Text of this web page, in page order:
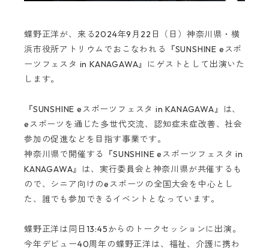
蝶野正洋が、来る2024年9月22日（日）神奈川県・横
浜市役所アトリウムでおこなわれる『SUNSHINE eスポ
ーツフェスタ in KANAGAWA』にゲストとして出演いた
します。
『SUNSHINE eスポーツフェスタ in KANAGAWA』は、
eスポーツを通じた多世代交流、認知症未症改善、社会
参加の促進などを目指す事業です。
神奈川県で開催する『SUNSHINE eスポーツフェスタ in
KANAGAWA』は、実行委員会と神奈川県が共催するも
ので、シニア向けのeスポーツの全国大会を中心とし
た、誰でも参加できるイベントとなっています。
蝶野正洋は同日13:45からのトークセッションに出演。
今年デビュー40周年の蝶野正洋は、福祉、介護に携わ